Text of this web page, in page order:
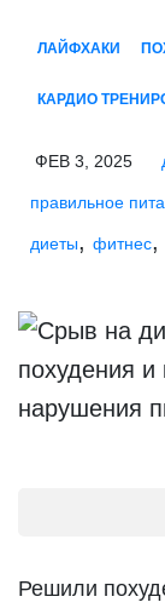
ЛАЙФХАКИ
КАРДИО
ФЕВ 3, 2025
правильное
диеты, фитнес,
Решили